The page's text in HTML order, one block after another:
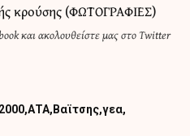
κρούσης (ΦΩΤΟΓΡΑΦΙΕΣ)
καιακολουθείστε μας στο Twitter
ΑΤΑ Βαϊτσης γεα